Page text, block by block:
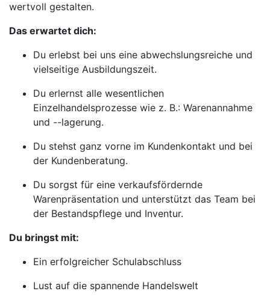
wertvoll gestalten.
Das erwartet dich:
Du erlebst bei uns eine abwechslungsreiche und
vielseitige Ausbildungszeit.
Du erlernst alle wesentlichen
Einzelhandelsprozesse wie z. B.: Warenannahme
und --lagerung.
Du stehst ganz vorne im Kundenkontakt und bei
der Kundenberatung.
Du sorgst für eine verkaufsfördernde
Warenpräsentation und unterstützt das Team bei
der Bestandspflege und Inventur.
Du bringst mit:
Ein erfolgreicher Schulabschluss
Lust auf die spannende Handelswelt